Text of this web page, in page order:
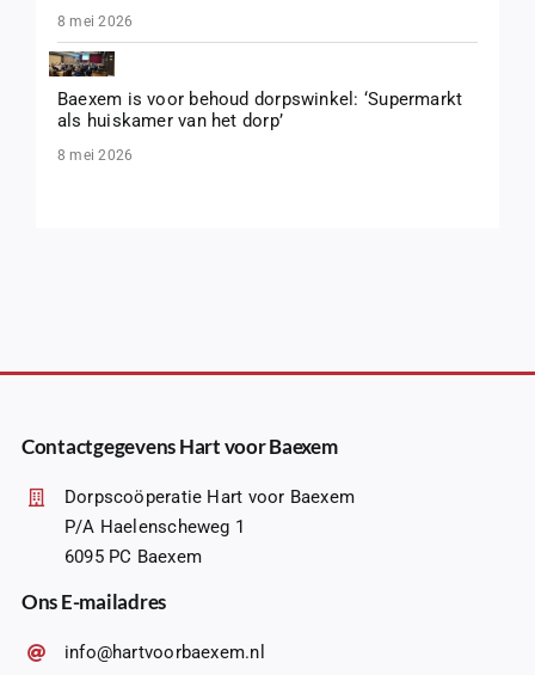
8 mei 2026
Baexem is voor behoud dorpswinkel: ‘Supermarkt
als huiskamer van het dorp’
8 mei 2026
Contactgegevens Hart voor Baexem
Dorpscoöperatie Hart voor Baexem
P/A Haelenscheweg 1
6095 PC Baexem
Ons E-mailadres
info@hartvoorbaexem.nl